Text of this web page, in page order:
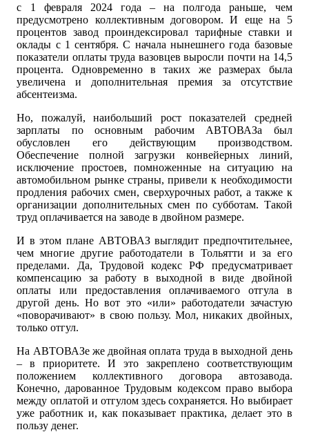
с 1 февраля 2024 года – на полгода раньше, чем
предусмотрено коллективным договором. И еще на 5
процентов завод проиндексировал тарифные ставки и
оклады с 1 сентября. С начала нынешнего года базовые
показатели оплаты труда вазовцев выросли почти на 14,5
процента. Одновременно в таких же размерах была
увеличена и дополнительная премия за отсутствие
абсентеизма.
Но, пожалуй, наибольший рост показателей средней
зарплаты по основным рабочим АВТОВАЗа был
обусловлен его действующим производством.
Обеспечение полной загрузки конвейерных линий,
исключение простоев, помноженные на ситуацию на
автомобильном рынке страны, привели к необходимости
продления рабочих смен, сверхурочных работ, а также к
организации дополнительных смен по субботам. Такой
труд оплачивается на заводе в двойном размере.
И в этом плане АВТОВАЗ выглядит предпочтительнее,
чем многие другие работодатели в Тольятти и за его
пределами. Да, Трудовой кодекс РФ предусматривает
компенсацию за работу в выходной в виде двойной
оплаты или предоставления оплачиваемого отгула в
другой день. Но вот это «или» работодатели зачастую
«поворачивают» в свою пользу. Мол, никаких двойных,
только отгул.
На АВТОВАЗе же двойная оплата труда в выходной день
– в приоритете. И это закреплено соответствующим
положением коллективного договора автозавода.
Конечно, дарованное Трудовым кодексом право выбора
между оплатой и отгулом здесь сохраняется. Но выбирает
уже работник и, как показывает практика, делает это в
пользу денег.